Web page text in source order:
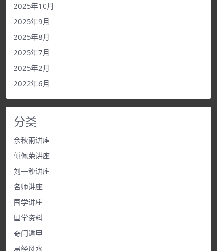
2025年10月
2025年9月
2025年8月
2025年7月
2025年2月
2022年6月
分类
余秋雨讲座
傅佩荣讲座
刘一秒讲座
名师讲座
国学讲座
国学资料
奇门遁甲
易经风水